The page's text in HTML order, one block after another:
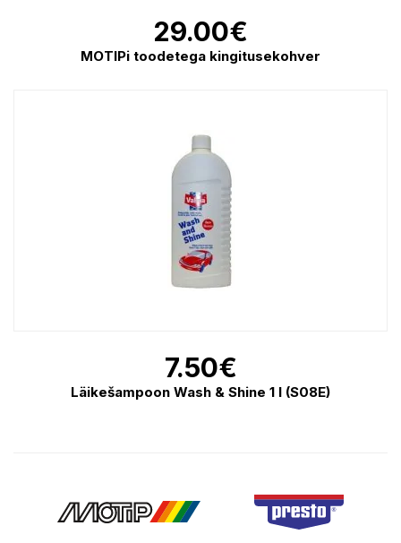
29.00€
MOTIPi toodetega kingitusekohver
7.50€
Läikešampoon Wash & Shine 1 l (S08E)